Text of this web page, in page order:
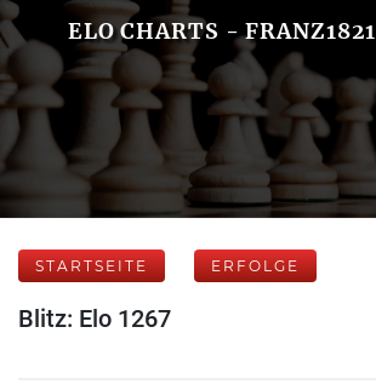
ELO CHARTS - FRANZ1821
STARTSEITE ERFOLGE
Blitz: Elo 1267